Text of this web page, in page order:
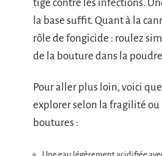
tige contre les infections.
la base suffit. Quant à la
rôle de fongicide : roulez
de la bouture dans la
Pour aller plus loin, voici
explorer selon la fragilité ou
boutures :
Une eau légèrement acidifiée